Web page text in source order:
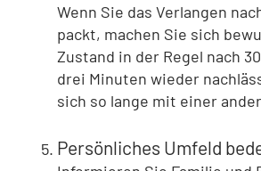
Wenn Sie das Verlangen
packt, machen Sie sich
Zustand in der Regel nach
drei Minuten wieder
sich so lange mit einer
Persönliches Umfeld